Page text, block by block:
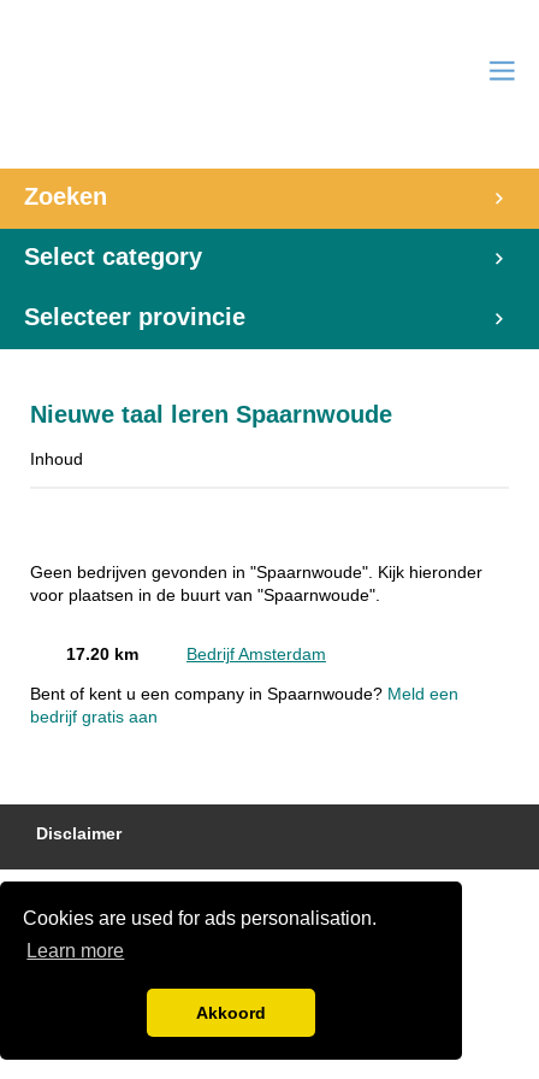
Cookies are used for ads personalisation.
Learn more
Akkoord
Zoeken
Select category
Selecteer provincie
Nieuwe taal leren Spaarnwoude
Inhoud
Geen bedrijven gevonden in "Spaarnwoude". Kijk hieronder
voor plaatsen in de buurt van "Spaarnwoude".
17.20 km Bedrijf Amsterdam
Bent of kent u een company in Spaarnwoude? Meld een
bedrijf gratis aan
Disclaimer